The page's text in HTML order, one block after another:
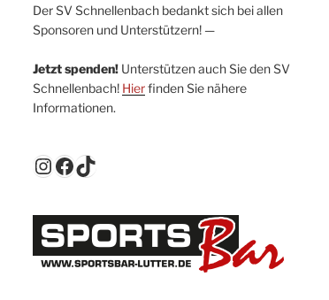
Der SV Schnellenbach bedankt sich bei allen
Sponsoren und Unterstützern! —
Jetzt spenden!Unterstützen auch Sie den SV
Schnellenbach! Hierfinden Sie nähere
Informationen.
Instagram
Facebook
TikTok